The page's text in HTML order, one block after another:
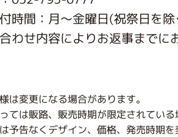
時間：月〜金曜日(祝祭日を
わせ内容によりお返事までに
は変更になる場合があります。
ては販路、販売時期が限定されてい
予告なくデザイン、価格、発売時期